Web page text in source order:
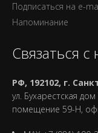
Подписаться на e-
Напоминание
Связаться с
РФ, 192102, г.
ул. Бухарестская
помещение 59-Н,